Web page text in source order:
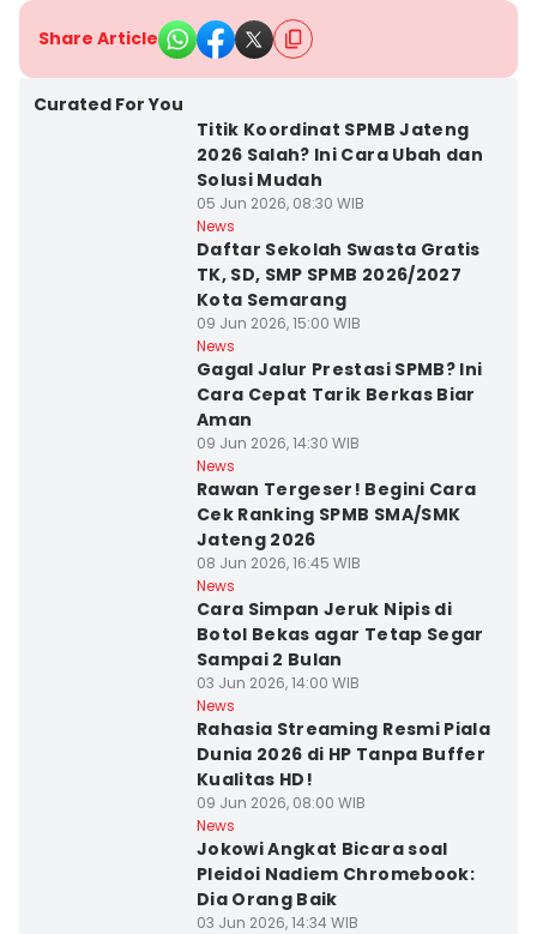
Share Article
Curated For You
Titik Koordinat SPMB Jateng
2026 Salah? Ini Cara Ubah dan
Solusi Mudah
05 Jun 2026, 08:30 WIB
News
Daftar Sekolah Swasta Gratis
TK, SD, SMP SPMB 2026/2027
Kota Semarang
09 Jun 2026, 15:00 WIB
News
Gagal Jalur Prestasi SPMB? Ini
Cara Cepat Tarik Berkas Biar
Aman
09 Jun 2026, 14:30 WIB
News
Rawan Tergeser! Begini Cara
Cek Ranking SPMB SMA/SMK
Jateng 2026
08 Jun 2026, 16:45 WIB
News
Cara Simpan Jeruk Nipis di
Botol Bekas agar Tetap Segar
Sampai 2 Bulan
03 Jun 2026, 14:00 WIB
News
Rahasia Streaming Resmi Piala
Dunia 2026 di HP Tanpa Buffer
Kualitas HD!
09 Jun 2026, 08:00 WIB
News
Jokowi Angkat Bicara soal
Pleidoi Nadiem Chromebook:
Dia Orang Baik
03 Jun 2026, 14:34 WIB